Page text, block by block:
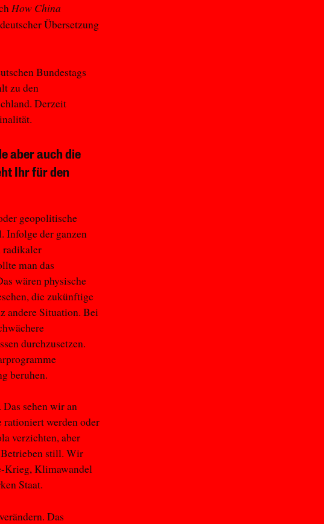
How China
Übersetzung
Bundestags
zu den
Derzeit
aber auch die
Ihr für den
geopolitische
Infolge der ganzen
radikaler
man das
wären physische
die zukünftige
andere Situation. Bei
durchzusetzen.
beruhen.
sehen wir an
werden oder
verzichten, aber
Betrieben still. Wir
Krieg, Klimawandel
Staat.
Das